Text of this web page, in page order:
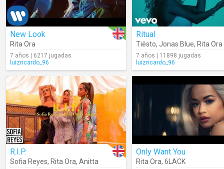
New Look
Rita Ora
7 años | 6217 jugadas
luizricardo_96
Ritual
Tiësto, Jonas Blue, Rita Ora
7 años | 11898 jugadas
luizricardo_96
R.I.P.
Sofia Reyes, Rita Ora, Anitta
Only Want You
Rita Ora, 6LACK